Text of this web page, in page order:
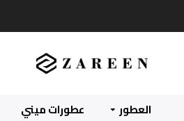
العطور عطورات ميني